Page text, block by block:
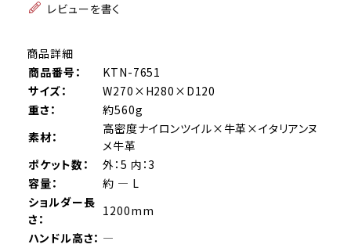
レビューを書く
商品詳細
商品番号：
KTN-7651
サイズ：
W270×H280×D120
重さ：
約560g
素材：
高密度ナイロンツイル×牛革×イタリアンヌ
メ牛革
ポケット数：
外：5 内：3
容量：
約 ― L
ショルダー長
さ：
1200mm
ハンドル高さ： ―